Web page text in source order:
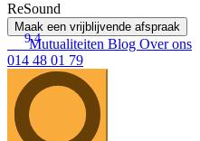
ReSound
Maak een vrijblijvende afspraak
9.4
Mutualiteiten Blog Over ons
014 48 01 79